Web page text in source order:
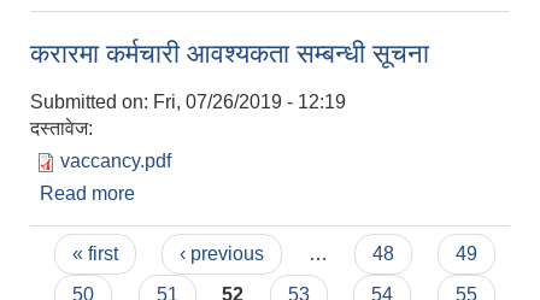
करारमा कर्मचारी आवश्यकता सम्बन्धी सूचना
Submitted on: Fri, 07/26/2019 - 12:19
दस्तावेज:
vaccancy.pdf
Read more
Pages
« first ‹ previous … 48
49
50
51 52 53 54 55